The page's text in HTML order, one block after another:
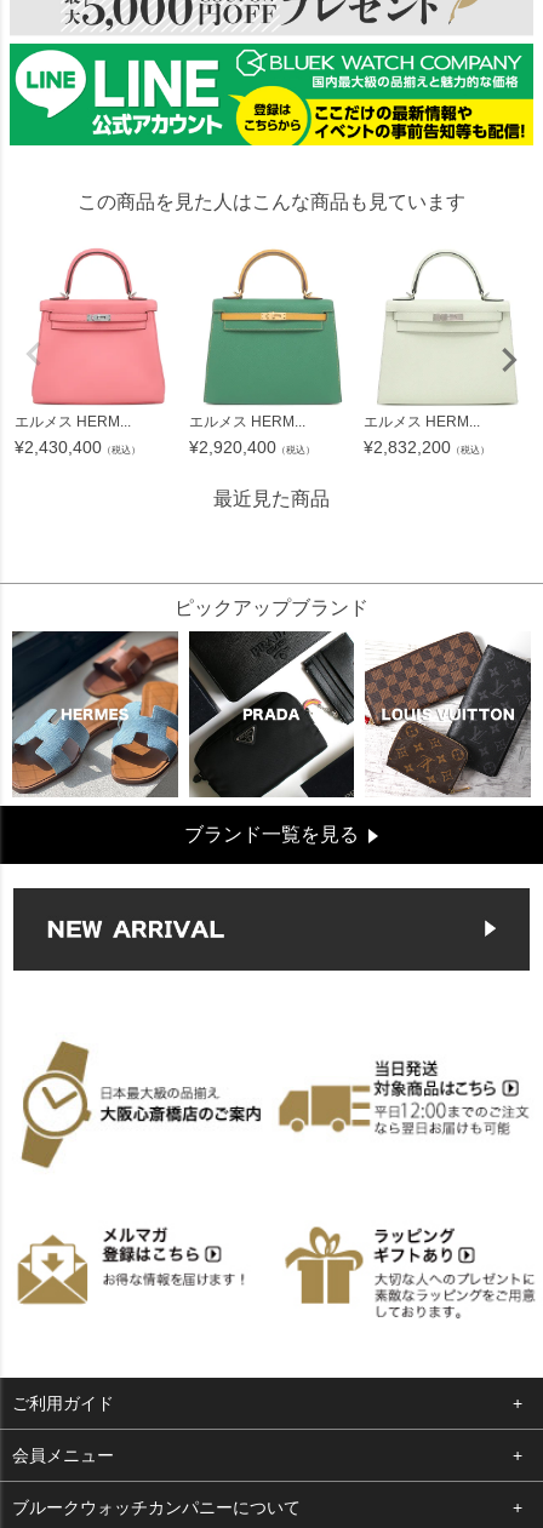
この商品を見た人はこんな商品も見ています
エルメス HERM...
¥2,430,400 （税込）
エルメス HERM...
¥2,920,400 （税込）
エルメス HERM...
¥2,832,200 （税込）
最近見た商品
ピックアップブランド
ブランド一覧を見る
ご利用ガイド
よくある質問
支払い・送料
会員メニュー
ログイン
ブルークウォッチカンパニーについて